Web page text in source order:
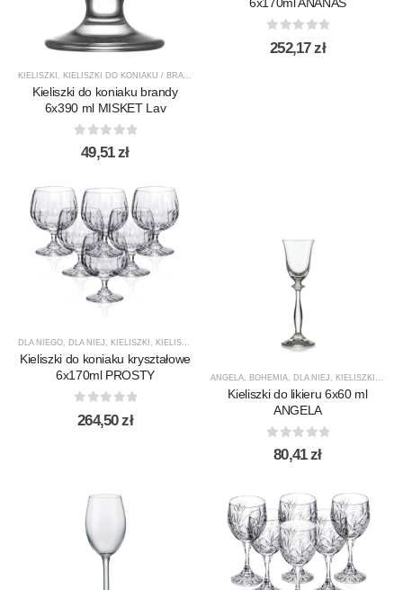
KIELISZKI KIELISZKI DO KONIAKU / BRANDY
Kieliszki do koniaku brandy
6x390 ml MISKET Lav
out of 5
49,51zł
6x170ml ANANAS
0out of 5
252,17zł
DLA NIEGO, DLA NIEJ , KIELISZKI , KIELISZKI DO KONIAKU / BRANDY ,KRYSZTAŁY
Kieliszki do koniaku kryształowe
6x170ml PROSTY
0out of 5
264,50zł
ANGELA, BOHEMIA, DLA NIEJ , KIELISZKI ,
Kieliszki do likieru 6x60 ml
ANGELA
out of 5
80,41zł